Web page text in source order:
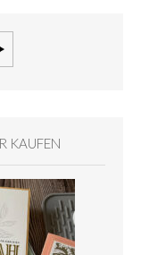
KAUFEN